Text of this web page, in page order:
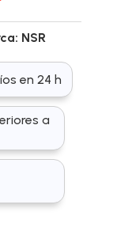
NSR
en 24 h
a